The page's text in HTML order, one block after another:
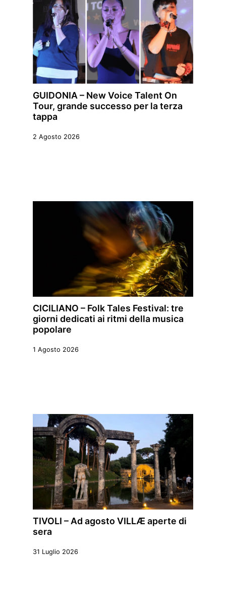
GUIDONIA – New Voice Talent On
Tour, grande successo per la terza
tappa
2 Agosto 2026
CICILIANO – Folk Tales Festival: tre
giorni dedicati ai ritmi della musica
popolare
1 Agosto 2026
TIVOLI – Ad agosto VILLÆ aperte di
sera
31 Luglio 2026